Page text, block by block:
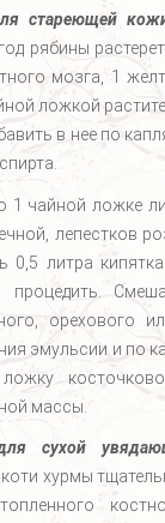
стареющей
рябины
мозга, 1
ложкой
в нее по
1 чайной ложке
лепестков
0,5 литра
процедить.
орехового
эмульсии и по
массы.
сухой
хурмы